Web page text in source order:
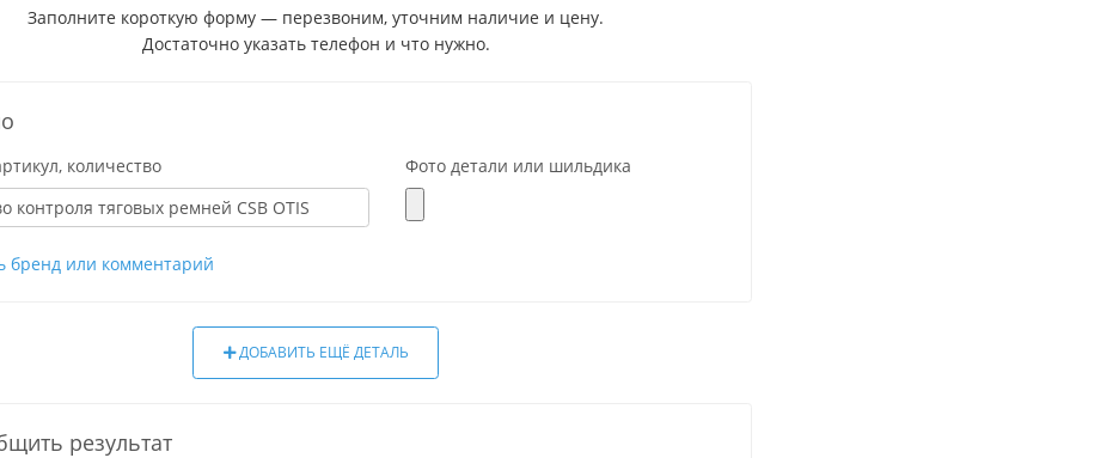
Заполните короткую форму — перезвоним, уточним наличие и цену.
Достаточно указать телефон и что нужно.
количество Фото детали или шильдика
бренд или комментарий
ДОБАВИТЬ ЕЩЁ ДЕТАЛЬ
результат